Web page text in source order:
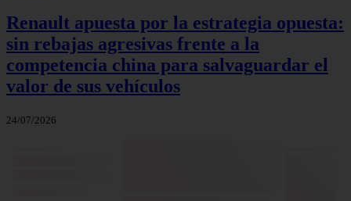
Renault apuesta por la estrategia opuesta:
sin rebajas agresivas frente a la
competencia china para salvaguardar el
valor de sus vehículos
24/07/2026